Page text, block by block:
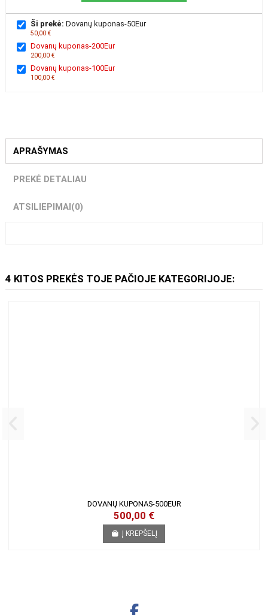
Ši prekė:
50,00 €
Dovanų kuponas-200Eur
200,00 €
ATSILIEPIMAI(0)
DOVANŲ KUPONAS-500EUR
500,00 €